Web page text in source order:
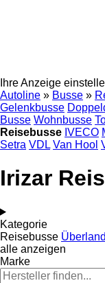
Ihre Anzeige
Autoline » Busse »
Gelenkbusse
Busse Wohnbusse
Reisebusse IVECO
Setra VDL Van Hool
Irizar
Kategorie
Reisebusse
alle anzeigen
Marke